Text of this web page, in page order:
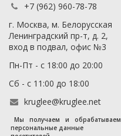
+7 (962) 960-78-78
г. Москва, м. Белорусская
Ленинградский пр-т, д. 2,
вход в подвал, офис №3
Пн-Пт - с 18:00 до 20:00
Сб - с 11:00 до 18:00
kruglee@kruglee.net
Мы получаем и обрабатываем
персональные данные